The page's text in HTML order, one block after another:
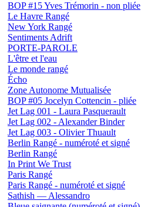
BOP #15 Yves Trémorin - non pliée
Le Havre Rangé
New York Rangé
Sentiments Adrift
PORTE-PAROLE
L'être et l'eau
Le monde rangé
Écho
Zone Autonome Mutualisée
BOP #05 Jocelyn Cottencin - pliée
Jet Lag 001 - Laura Pasquerault
Jet Lag 002 - Alexander Binder
Jet Lag 003 - Olivier Thuault
Berlin Rangé - numéroté et signé
Berlin Rangé
In Print We Trust
Paris Rangé
Paris Rangé - numéroté et signé
Sathish — Alessandro